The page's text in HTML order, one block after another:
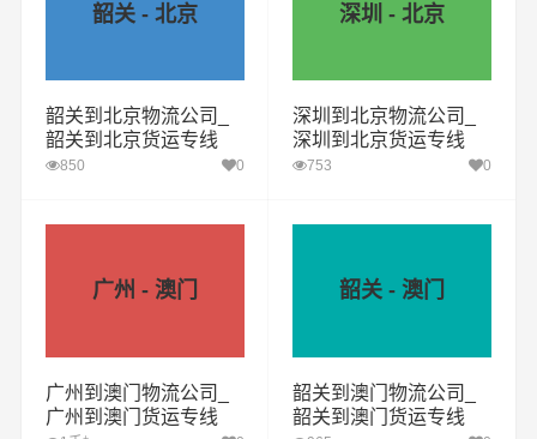
韶关 - 北京
韶关到北京物流公司_
韶关到北京货运专线
850 0
深圳 - 北京
深圳到北京物流公司_
深圳到北京货运专线
753 0
广州 - 澳门
广州到澳门物流公司_
广州到澳门货运专线
韶关 - 澳门
韶关到澳门物流公司_
韶关到澳门货运专线